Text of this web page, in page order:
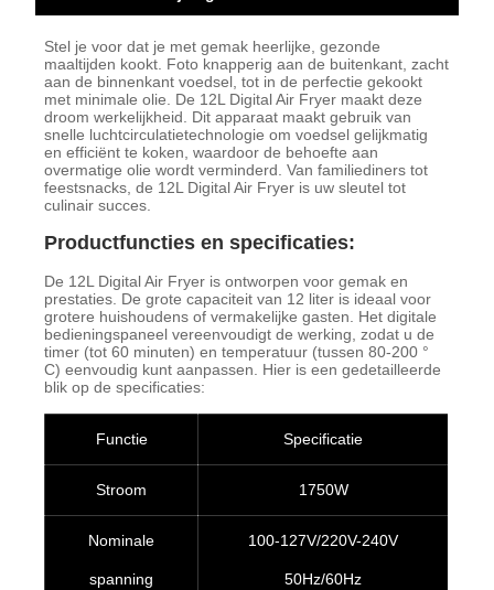
Stel je voor dat je met gemak heerlijke, gezonde
maaltijden kookt. Foto knapperig aan de buitenkant, zacht
aan de binnenkant voedsel, tot in de perfectie gekookt
met minimale olie. De 12L Digital Air Fryer maakt deze
droom werkelijkheid. Dit apparaat maakt gebruik van
snelle luchtcirculatietechnologie om voedsel gelijkmatig
en efficiënt te koken, waardoor de behoefte aan
overmatige olie wordt verminderd. Van familiediners tot
feestsnacks, de 12L Digital Air Fryer is uw sleutel tot
culinair succes.
Productfuncties en specificaties:
De 12L Digital Air Fryer is ontworpen voor gemak en
prestaties. De grote capaciteit van 12 liter is ideaal voor
grotere huishoudens of vermakelijke gasten. Het digitale
bedieningspaneel vereenvoudigt de werking, zodat u de
timer (tot 60 minuten) en temperatuur (tussen 80-200 °
C) eenvoudig kunt aanpassen. Hier is een gedetailleerde
blik op de specificaties:
Functie Specificatie
Stroom 1750W
Nominale
spanning
100-127V/220V-240V
50Hz/60Hz